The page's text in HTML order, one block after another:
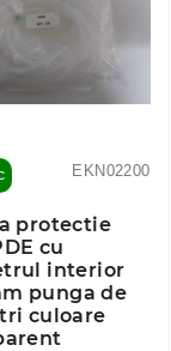
EKN02200
protectie
cu
interior
punga de
culoare